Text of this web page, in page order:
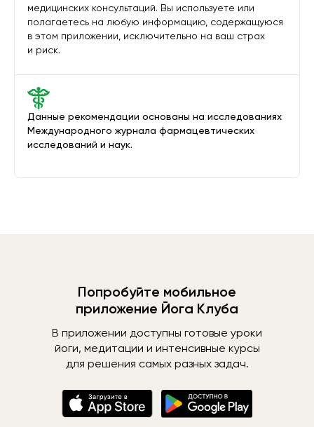
Данные рекомендации основаны на исследованиях
Международного журнала фармацевтических
исследований и наук.
медицинских консультаций. Вы используете или
полагаетесь на любую информацию, содержащуюся
в этом приложении, исключительно на ваш страх
и риск.
Попробуйте мобильное
приложение Йога Клуба
В приложении доступны готовые уроки
йоги, медитации и интенсивные курсы
для решения самых разных задач.